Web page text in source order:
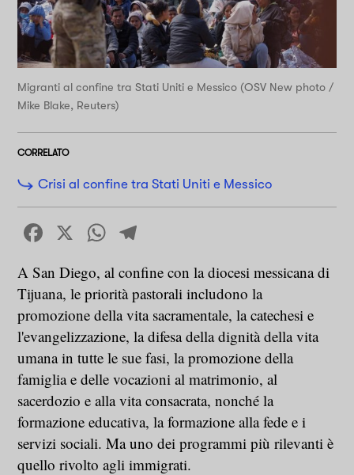
Migranti al confine tra Stati Uniti e Messico (OSV New photo /
Mike Blake, Reuters)
CORRELATO
Crisi al confine tra Stati Uniti e Messico
Facebook
X WhatsApp
A San Diego, al confine con la diocesi messicana di
Tijuana, le priorità pastorali includono la
promozione della vita sacramentale, la catechesi e
l'evangelizzazione, la difesa della dignità della vita
umana in tutte le sue fasi, la promozione della
famiglia e delle vocazioni al matrimonio, al
sacerdozio e alla vita consacrata, nonché la
formazione educativa, la formazione alla fede e i
servizi sociali. Ma uno dei programmi più rilevanti è
quello rivolto agli immigrati.